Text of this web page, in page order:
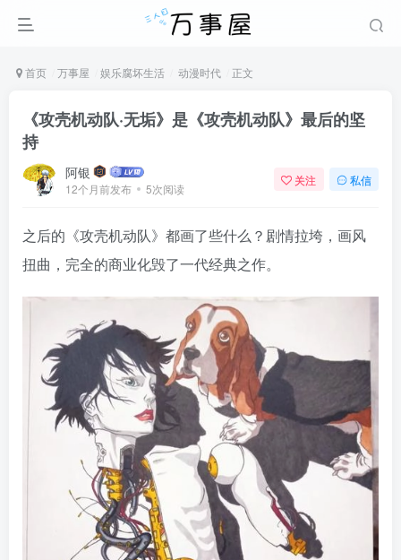
首页 万事屋 娱乐腐坏生活 动漫时代 正文
《攻壳机动队·无垢》是《攻壳机动队》最后的坚
持
阿银
12个月前发布 5次阅读
关注 私信
之后的《攻壳机动队》都画了些什么？剧情拉垮，画风
扭曲，完全的商业化毁了一代经典之作。